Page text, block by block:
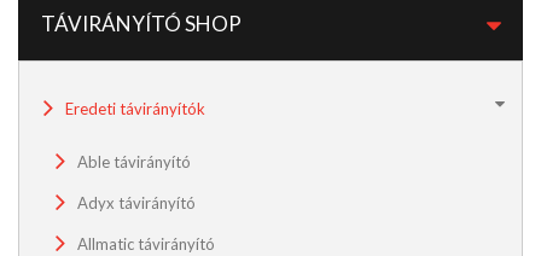
TÁVIRÁNYÍTÓ SHOP
Eredeti távirányítók
Able távirányító
Adyx távirányító
Allmatic távirányító